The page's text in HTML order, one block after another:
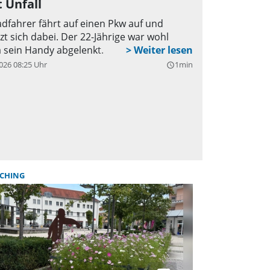
Unfall
fährt auf einen Pkw auf und
sich dabei. Der 22-Jährige war wohl
sein Handy abgelenkt.
08:25 Uhr query_builder1min